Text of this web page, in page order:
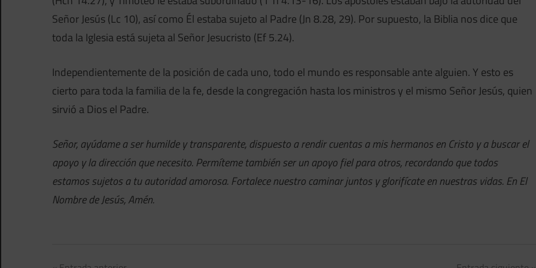
Señor Jesús (Lc 10), así como Él estaba sujeto al Padre (Jn 8.28, 29). Por supuesto, la Biblia nos dice que
toda la Iglesia está sujeta al Señor Jesucristo (Ef 5.24).
Independientemente de la posición de cada uno, todo el mundo es responsable ante alguien. Y esto es
cierto para toda la familia de la fe, desde la congregación hasta los ministros y el mismo Señor Jesús, quien
sirvió a Dios el Padre.
Señor, ayúdame a ser humilde y transparente, dispuesto a rendir cuentas a mis hermanos en Cristo y a buscar el
apoyo y la dirección que necesito. Permíteme también ser un apoyo fiel para otros, recordando que todos
estamos sujetos a tu autoridad amorosa. Fortalece nuestro caminar juntos y glorifícate en nuestras vidas. En El
Nombre de Jesús, Amén.